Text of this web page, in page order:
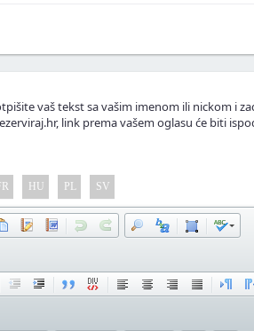
vaš tekst sa vašim imenom ili nickom i
link prema vašem oglasu će biti
HU PL SV